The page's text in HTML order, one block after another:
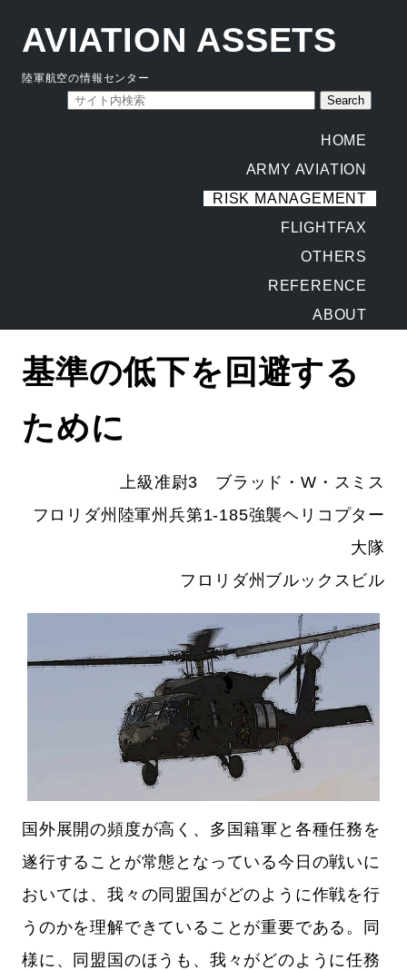
AVIATION ASSETS
陸軍航空の情報センター
HOME
ARMY AVIATION
RISK MANAGEMENT
FLIGHTFAX
OTHERS
REFERENCE
ABOUT
基準の低下を回避する
ために
上級准尉3 ブラッド・W・スミス
フロリダ州陸軍州兵第1-185強襲ヘリコプター
大隊
フロリダ州ブルックスビル
国外展開の頻度が高く、多国籍軍と各種任務を
遂行することが常態となっている今日の戦いに
おいては、我々の同盟国がどのように作戦を行
うのかを理解できていることが重要である。同
様に、同盟国のほうも、我々がどのように任務